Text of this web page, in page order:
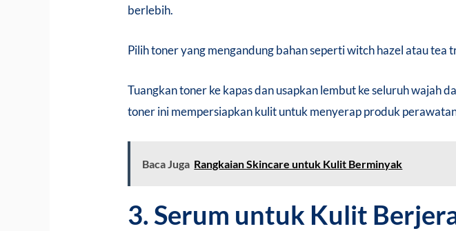
berlebih.
Pilih toner yang mengandung bahan seperti witch hazel atau
Tuangkan toner ke kapas dan usapkan lembut ke seluruh wajah
toner ini mempersiapkan kulit untuk menyerap produk
Baca Juga Rangkaian Skincare untuk Kulit Berminyak
3. Serum untuk Kulit